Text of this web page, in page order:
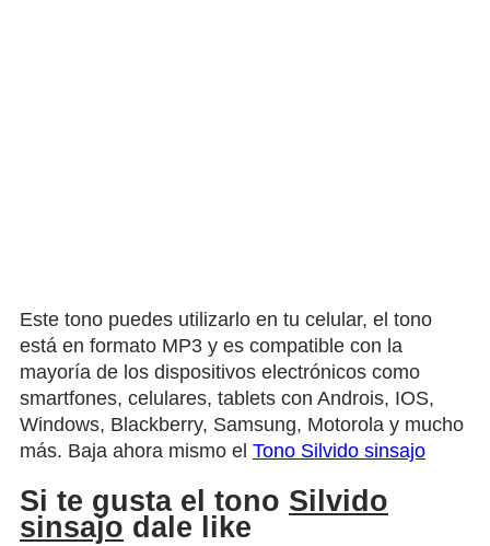
Este tono puedes utilizarlo en tu celular, el tono
está en formato MP3 y es compatible con la
mayoría de los dispositivos electrónicos como
smartfones, celulares, tablets con Androis, IOS,
Windows, Blackberry, Samsung, Motorola y mucho
más. Baja ahora mismo el Tono Silvido sinsajo
Si te gusta el tono Silvido
sinsajo dale like